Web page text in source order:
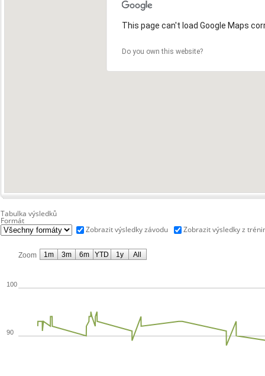
This page can't load Google Maps
Do you own this website?
Tabulka výsledků
Formát
Zobrazit výsledky závodu
Zobrazit výsledky z
Zoom
90
100
1m 3m 6m YTD 1y All